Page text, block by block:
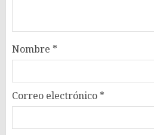
Nombre *
Correo electrónico *